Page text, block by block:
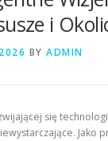
i
BY ADMIN
się
Jako